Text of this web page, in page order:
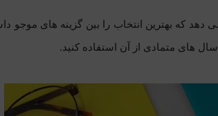
دهد که بهترین انتخاب را بین گزینه های موجو
های متمادی از آن استفاده کنید.